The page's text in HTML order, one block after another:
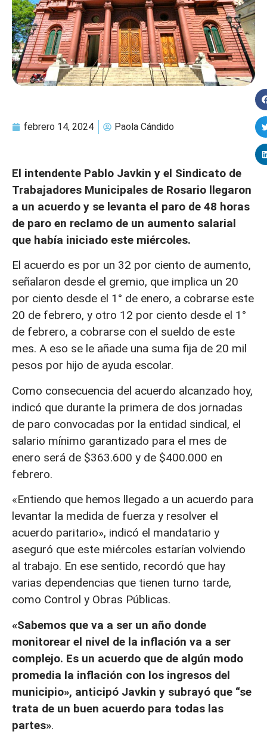
febrero 14, 2024 Paola Cándido
El intendente Pablo Javkin y el Sindicato de
Trabajadores Municipales de Rosario llegaron
a un acuerdo y se levanta el paro de 48 horas
de paro en reclamo de un aumento salarial
que había iniciado este miércoles.
El acuerdo es por un 32 por ciento de aumento,
señalaron desde el gremio, que implica un 20
por ciento desde el 1° de enero, a cobrarse este
20 de febrero, y otro 12 por ciento desde el 1°
de febrero, a cobrarse con el sueldo de este
mes. A eso se le añade una suma fija de 20 mil
pesos por hijo de ayuda escolar.
Como consecuencia del acuerdo alcanzado hoy,
indicó que durante la primera de dos jornadas
de paro convocadas por la entidad sindical, el
salario mínimo garantizado para el mes de
enero será de $363.600 y de $400.000 en
febrero.
«Entiendo que hemos llegado a un acuerdo para
levantar la medida de fuerza y resolver el
acuerdo paritario», indicó el mandatario y
aseguró que este miércoles estarían volviendo
al trabajo. En ese sentido, recordó que hay
varias dependencias que tienen turno tarde,
como Control y Obras Públicas.
«Sabemos que va a ser un año donde
monitorear el nivel de la inflación va a ser
complejo. Es un acuerdo que de algún modo
promedia la inflación con los ingresos del
municipio», anticipó Javkin y subrayó que “se
trata de un buen acuerdo para todas las
partes».